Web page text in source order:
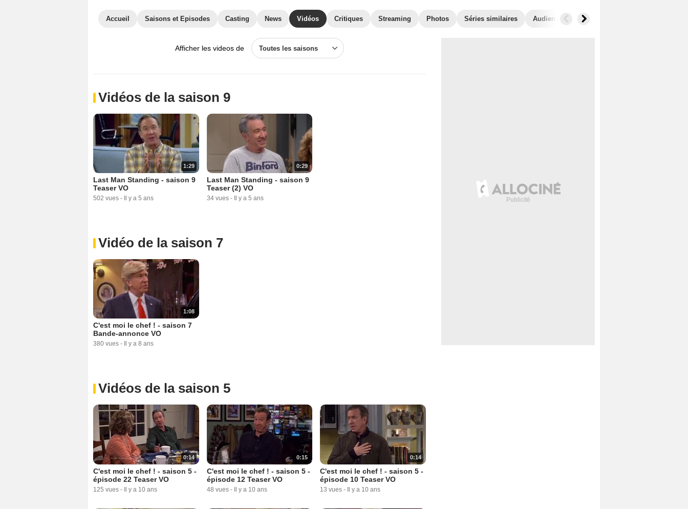
Accueil Saisons et Episodes Casting News Vidéos Critiques Streaming Photos Séries similaires Audiences
Afficher les videos de Toutes les saisons
Vidéos de la saison 9
1:29
Last Man Standing - saison 9
Teaser VO
502 vues - Il y a 5 ans
0:29
Last Man Standing - saison 9
Teaser (2) VO
34 vues - Il y a 5 ans
Vidéo de la saison 7
1:08
C'est moi le chef ! - saison 7
Bande-annonce VO
380 vues - Il y a 8 ans
Vidéos de la saison 5
0:14
C'est moi le chef ! - saison 5 -
épisode 22 Teaser VO
125 vues - Il y a 10 ans
0:15
C'est moi le chef ! - saison 5 -
épisode 12 Teaser VO
48 vues - Il y a 10 ans
0:14
C'est moi le chef ! - saison 5 -
épisode 10 Teaser VO
13 vues - Il y a 10 ans